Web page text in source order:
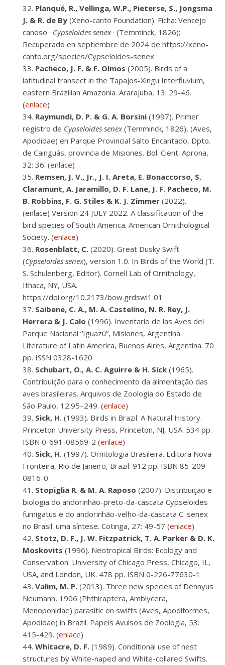
Planqué, R., Vellinga, W.P., Pieterse, S., Jongsma
J. & R. de By (Xeno-canto Foundation). Ficha: Vencejo
canoso · Cypseloides senex· (Temminck, 1826);
Recuperado en septiembre de 2024 de https://xeno-
canto.org/species/Cypseloides-senex
Pacheco, J. F. & F. Olmos (2005). Birds of a
latitudinal transect in the Tapajos-Xingu Interfluvium,
eastern Brazilian Amazonia. Ararajuba, 13: 29-46.
(enlace)
Raymundi, D. P. & G. A. Borsini (1997). Primer
registro de Cypseloides senex(Temminck, 1826), (Aves,
Apodidae) en Parque Provincial Salto Encantado, Dpto.
de Cainguás, provincia de Misiones. Bol. Cient. Aprona,
32: 36. (enlace)
Remsen, J. V., Jr., J. I. Areta, E. Bonaccorso, S.
Claramunt, A. Jaramillo, D. F. Lane, J. F. Pacheco, M.
B. Robbins, F. G. Stiles & K. J. Zimmer (2022).
(enlace) Version 24 JULY 2022. A classification of the
bird species of South America. American Ornithological
Society. (enlace)
Rosenblatt, C. (2020). Great Dusky Swift
(Cypseloides senex), version 1.0. In Birds of the World (T.
S. Schulenberg, Editor). Cornell Lab of Ornithology,
Ithaca, NY, USA.
https://doi.org/10.2173/bow.grdswi1.01
Saibene, C. A., M. A. Castelino, N. R. Rey, J.
Herrera & J. Calo (1996). Inventario de las Aves del
Parque Nacional “Iguazú”, Misiones, Argentina.
Literature of Latin America, Buenos Aires, Argentina. 70
pp. ISSN 0328-1620
Schubart, O., A. C. Aguirre & H. Sick (1965).
Contribuição para o conhecimento da alimentação das
aves brasileiras. Arquivos de Zoologia do Estado de
São Paulo, 12:95–249. (enlace)
Sick, H. (1993). Birds in Brazil. A Natural History.
Princeton University Press, Princeton, NJ, USA. 534 pp.
ISBN 0-691-08569-2 (enlace)
Sick, H. (1997). Ornitologia Brasileira. Editora Nova
Fronteira, Rio de Janeiro, Brazil. 912 pp. ISBN 85-209-
0816-0
Stopiglia R. & M. A. Raposo (2007). Distribuição e
biologia do andorinhão-preto-da-cascata Cypseloides
fumigatus e do andorinhão-velho-da-cascata C. senex
no Brasil: uma síntese. Cotinga, 27: 49-57 (enlace)
Stotz, D. F., J. W. Fitzpatrick, T. A. Parker & D. K.
Moskovits (1996). Neotropical Birds: Ecology and
Conservation. University of Chicago Press, Chicago, IL,
USA, and London, UK. 478 pp. ISBN 0-226-77630-1
Valim, M. P. (2013). Three new species of Dennyus
Neumann, 1906 (Phthiraptera, Amblycera,
Menoponidae) parasitic on swifts (Aves, Apodiformes,
Apodidae) in Brazil. Papeis Avulsos de Zoologia, 53:
415-429. (enlace)
Whitacre, D. F. (1989). Conditional use of nest
structures by White-naped and White-collared Swifts.